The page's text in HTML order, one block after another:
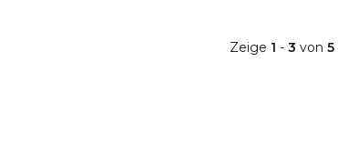
Zeige 1 - 3 von 5